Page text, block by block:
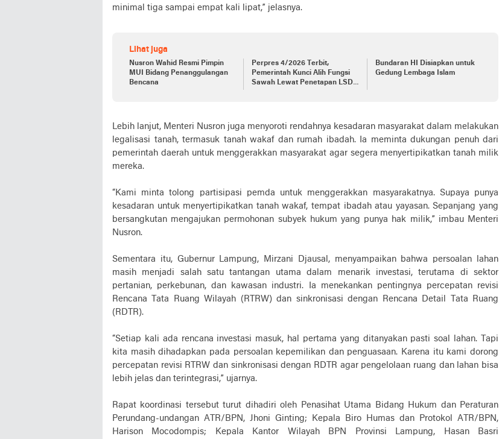
minimal tiga sampai empat kali lipat,” jelasnya.
Lihat juga
Nusron Wahid Resmi Pimpin
MUI Bidang Penanggulangan
Bencana
Perpres 4/2026 Terbit,
Pemerintah Kunci Alih Fungsi
Sawah Lewat Penetapan LSD
Bundaran HI Disiapkan untuk
Gedung Lembaga Islam
Lebih lanjut, Menteri Nusron juga menyoroti rendahnya kesadaran masyarakat dalam melakukan
legalisasi tanah, termasuk tanah wakaf dan rumah ibadah. Ia meminta dukungan penuh dari
pemerintah daerah untuk menggerakkan masyarakat agar segera menyertipikatkan tanah milik
mereka.
“Kami minta tolong partisipasi pemda untuk menggerakkan masyarakatnya. Supaya punya
kesadaran untuk menyertipikatkan tanah wakaf, tempat ibadah atau yayasan. Sepanjang yang
bersangkutan mengajukan permohonan subyek hukum yang punya hak milik,” imbau Menteri
Nusron.
Sementara itu, Gubernur Lampung, Mirzani Djausal, menyampaikan bahwa persoalan lahan
masih menjadi salah satu tantangan utama dalam menarik investasi, terutama di sektor
pertanian, perkebunan, dan kawasan industri. Ia menekankan pentingnya percepatan revisi
Rencana Tata Ruang Wilayah (RTRW) dan sinkronisasi dengan Rencana Detail Tata Ruang
(RDTR).
“Setiap kali ada rencana investasi masuk, hal pertama yang ditanyakan pasti soal lahan. Tapi
kita masih dihadapkan pada persoalan kepemilikan dan penguasaan. Karena itu kami dorong
percepatan revisi RTRW dan sinkronisasi dengan RDTR agar pengelolaan ruang dan lahan bisa
lebih jelas dan terintegrasi,” ujarnya.
Rapat koordinasi tersebut turut dihadiri oleh Penasihat Utama Bidang Hukum dan Peraturan
Perundang-undangan ATR/BPN, Jhoni Ginting; Kepala Biro Humas dan Protokol ATR/BPN,
Harison Mocodompis; Kepala Kantor Wilayah BPN Provinsi Lampung, Hasan Basri